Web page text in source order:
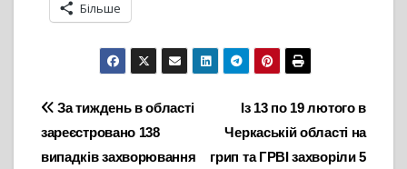
Більше
Навігація
записів
Із 13 по 19 лютого в
Черкаській області на
грип та ГРВІ захворіли 5
За тиждень в області
зареєстровано 138
випадків захворювання